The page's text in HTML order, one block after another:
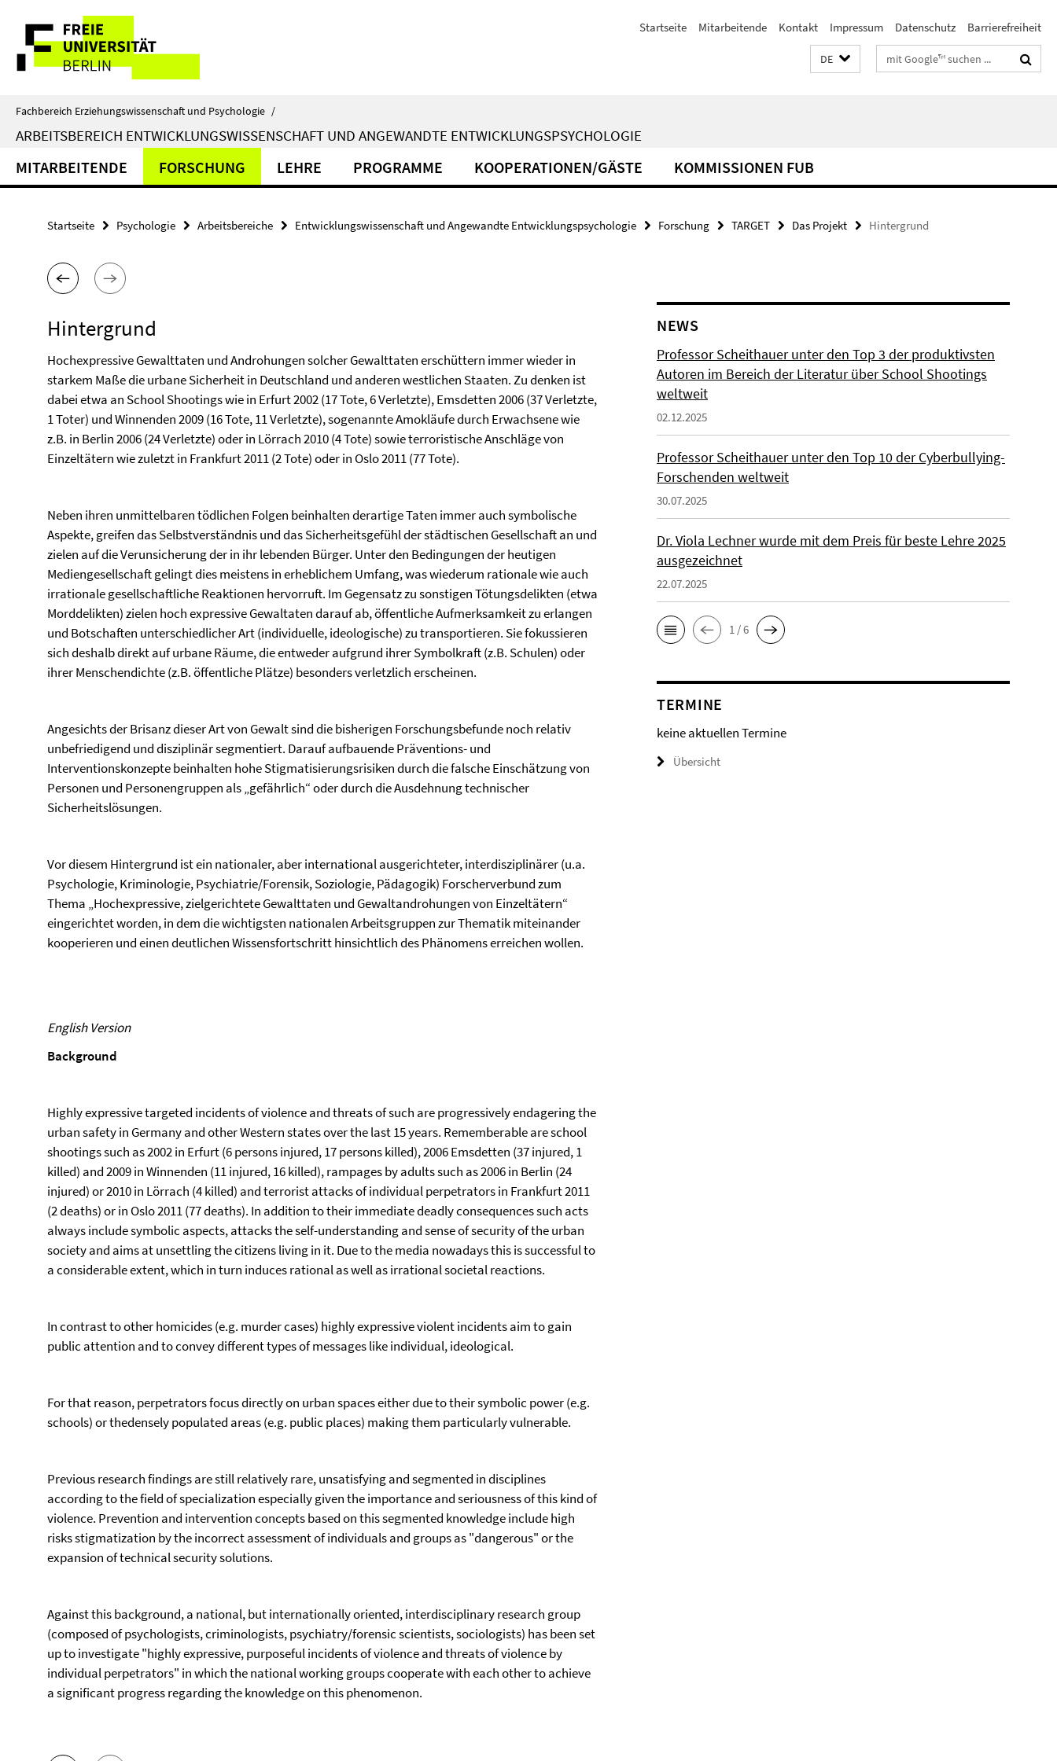
direkt
Inhalt
Service-
Navigation
Startseite Mitarbeitende Kontakt Impressum Datenschutz Barrierefreiheit
DE Suchbegriffe
Fachbereich Erziehungswissenschaft und Psychologie /
ARBEITSBEREICH ENTWICKLUNGSWISSENSCHAFT UND ANGEWANDTE ENTWICKLUNGSPSYCHOLOGIE
MITARBEITENDE FORSCHUNG LEHRE PROGRAMME KOOPERATIONEN/GÄSTE KOMMISSIONEN FUB
Startseite Psychologie Arbeitsbereiche Entwicklungswissenschaft und Angewandte Entwicklungspsychologie Forschung TARGET Das Projekt Hintergrund
Hintergrund
Hochexpressive Gewalttaten und Androhungen solcher Gewalttaten erschüttern immer wieder in
starkem Maße die urbane Sicherheit in Deutschland und anderen westlichen Staaten. Zu denken ist
dabei etwa an School Shootings wie in Erfurt 2002 (17 Tote, 6 Verletzte), Emsdetten 2006 (37 Verletzte,
1 Toter) und Winnenden 2009 (16 Tote, 11 Verletzte), sogenannte Amokläufe durch Erwachsene wie
z.B. in Berlin 2006 (24 Verletzte) oder in Lörrach 2010 (4 Tote) sowie terroristische Anschläge von
Einzeltätern wie zuletzt in Frankfurt 2011 (2 Tote) oder in Oslo 2011 (77 Tote).
Neben ihren unmittelbaren tödlichen Folgen beinhalten derartige Taten immer auch symbolische
Aspekte, greifen das Selbstverständnis und das Sicherheitsgefühl der städtischen Gesellschaft an und
zielen auf die Verunsicherung der in ihr lebenden Bürger. Unter den Bedingungen der heutigen
Mediengesellschaft gelingt dies meistens in erheblichem Umfang, was wiederum rationale wie auch
irrationale gesellschaftliche Reaktionen hervorruft. Im Gegensatz zu sonstigen Tötungsdelikten (etwa
Morddelikten) zielen hoch expressive Gewaltaten darauf ab, öffentliche Aufmerksamkeit zu erlangen
und Botschaften unterschiedlicher Art (individuelle, ideologische) zu transportieren. Sie fokussieren
sich deshalb direkt auf urbane Räume, die entweder aufgrund ihrer Symbolkraft (z.B. Schulen) oder
ihrer Menschendichte (z.B. öffentliche Plätze) besonders verletzlich erscheinen.
Angesichts der Brisanz dieser Art von Gewalt sind die bisherigen Forschungsbefunde noch relativ
unbefriedigend und disziplinär segmentiert. Darauf aufbauende Präventions- und
Interventionskonzepte beinhalten hohe Stigmatisierungsrisiken durch die falsche Einschätzung von
Personen und Personengruppen als „gefährlich“ oder durch die Ausdehnung technischer
Sicherheitslösungen.
Vor diesem Hintergrund ist ein nationaler, aber international ausgerichteter, interdisziplinärer (u.a.
Psychologie, Kriminologie, Psychiatrie/Forensik, Soziologie, Pädagogik) Forscherverbund zum
Thema „Hochexpressive, zielgerichtete Gewalttaten und Gewaltandrohungen von Einzeltätern“
eingerichtet worden, in dem die wichtigsten nationalen Arbeitsgruppen zur Thematik miteinander
kooperieren und einen deutlichen Wissensfortschritt hinsichtlich des Phänomens erreichen wollen.
English Version
Background
Highly expressive targeted incidents of violence and threats of such are progressively endagering the
urban safety in Germany and other Western states over the last 15 years. Rememberable are school
shootings such as 2002 in Erfurt (6 persons injured, 17 persons killed), 2006 Emsdetten (37 injured, 1
killed) and 2009 in Winnenden (11 injured, 16 killed), rampages by adults such as 2006 in Berlin (24
injured) or 2010 in Lörrach (4 killed) and terrorist attacks of individual perpetrators in Frankfurt 2011
(2 deaths) or in Oslo 2011 (77 deaths). In addition to their immediate deadly consequences such acts
always include symbolic aspects, attacks the self-understanding and sense of security of the urban
society and aims at unsettling the citizens living in it. Due to the media nowadays this is successful to
a considerable extent, which in turn induces rational as well as irrational societal reactions.
In contrast to other homicides (e.g. murder cases) highly expressive violent incidents aim to gain
public attention and to convey different types of messages like individual, ideological.
For that reason, perpetrators focus directly on urban spaces either due to their symbolic power (e.g.
schools) or thedensely populated areas (e.g. public places) making them particularly vulnerable.
Previous research findings are still relatively rare, unsatisfying and segmented in disciplines
according to the field of specialization especially given the importance and seriousness of this kind of
violence. Prevention and intervention concepts based on this segmented knowledge include high
risks stigmatization by the incorrect assessment of individuals and groups as "dangerous" or the
expansion of technical security solutions.
Against this background, a national, but internationally oriented, interdisciplinary research group
(composed of psychologists, criminologists, psychiatry/forensic scientists, sociologists) has been set
up to investigate "highly expressive, purposeful incidents of violence and threats of violence by
individual perpetrators" in which the national working groups cooperate with each other to achieve
a significant progress regarding the knowledge on this phenomenon.
NEWS
Professor Scheithauer unter den Top 3 der produktivsten
Autoren im Bereich der Literatur über School Shootings
weltweit
02.12.2025
Professor Scheithauer unter den Top 10 der Cyberbullying-
Forschenden weltweit
30.07.2025
Dr. Viola Lechner wurde mit dem Preis für beste Lehre 2025
ausgezeichnet
22.07.2025
1 / 6
TERMINE
keine aktuellen Termine
Übersicht